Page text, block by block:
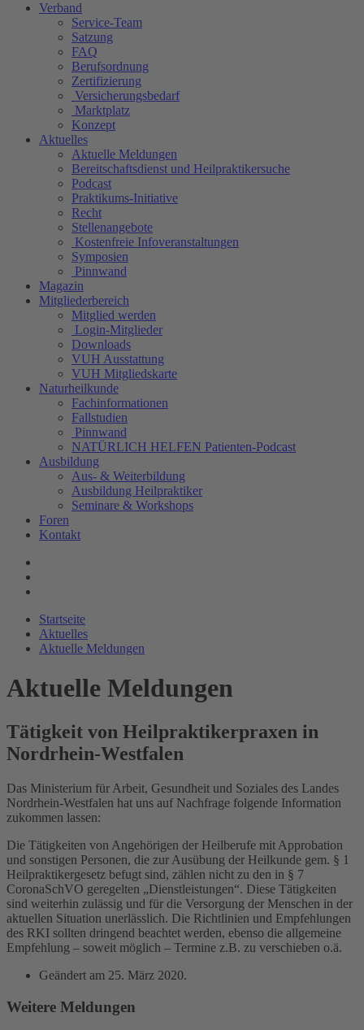
Verband
Service-Team
Satzung
FAQ
Berufsordnung
Zertifizierung
Versicherungsbedarf
Marktplatz
Konzept
Aktuelles
Aktuelle Meldungen
Bereitschaftsdienst und Heilpraktikersuche
Podcast
Praktikums-Initiative
Recht
Stellenangebote
Kostenfreie Infoveranstaltungen
Symposien
Pinnwand
Magazin
Mitgliederbereich
Mitglied werden
Login-Mitglieder
Downloads
VUH Ausstattung
VUH Mitgliedskarte
Naturheilkunde
Fachinformationen
Fallstudien
Pinnwand
NATÜRLICH HELFEN Patienten-Podcast
Ausbildung
Aus- & Weiterbildung
Ausbildung Heilpraktiker
Seminare & Workshops
Foren
Kontakt
Startseite
Aktuelles
Aktuelle Meldungen
Aktuelle Meldungen
Tätigkeit von Heilpraktikerpraxen in
Nordrhein-Westfalen
Das Ministerium für Arbeit, Gesundheit und Soziales des Landes
Nordrhein-Westfalen hat uns auf Nachfrage folgende Information
zukommen lassen:
Die Tätigkeiten von Angehörigen der Heilberufe mit Approbation
und sonstigen Personen, die zur Ausübung der Heilkunde gem. § 1
Heilpraktikergesetz befugt sind, zählen nicht zu den in § 7
CoronaSchVO geregelten „Dienstleistungen“. Diese Tätigkeiten
sind weiterhin zulässig und für die Versorgung der Menschen in der
aktuellen Situation unerlässlich. Die Richtlinien und Empfehlungen
des RKI sollten dringend beachtet werden, ebenso die allgemeine
Empfehlung – soweit möglich – Termine z.B. zu verschieben o.ä.
Geändert am 25. März 2020.
Weitere Meldungen